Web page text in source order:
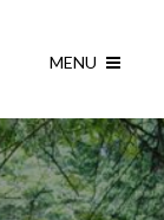
MENU